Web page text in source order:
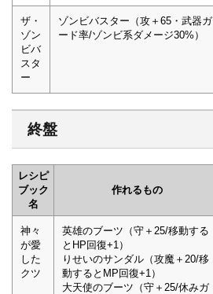
ザ・
ゾン
ビバ
スタ
ー
ゾンビバスター（攻＋65・武器ガ
ード率/ゾンビ系ダメージ30%）
終盤
レシピ
ブック
名
作れるもの
神々
が愛
した
クツ
英雄のブーツ（守＋25/移動する
とHP回復+1）
りせいのサンダル（攻魔＋20/移
動するとMP回復+1）
大天使のブーツ（守＋25/休みガ